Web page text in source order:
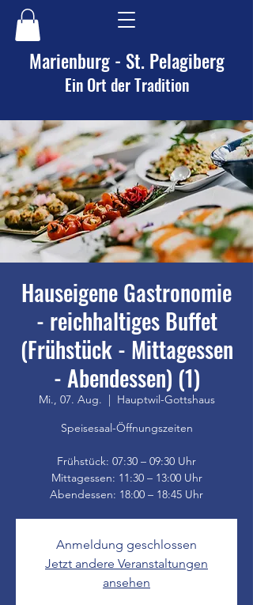
Marienburg - St. Pelagiberg
Ein Ort der Tradition
Hauseigene Gastronomie
- reichhaltiges Buffet
(Frühstück - Mittagessen
- Abendessen) (1)
Mi., 07. Aug.
  |
Hauptwil-Gottshaus
Speisesaal-Öffnungszeiten
Frühstück: 07:30 – 09:30 Uhr
Mittagessen: 11:30 – 13:00 Uhr
Anmeldung geschlossen
Jetzt andere Veranstaltungen
ansehen